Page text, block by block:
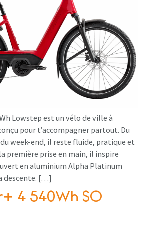
Lowstep est un vélo de ville à
pour t’accompagner partout. Du
week-end, il reste fluide, pratique et
première prise en main, il inspire
en aluminium Alpha Platinum
descente. […]
4 540Wh SO